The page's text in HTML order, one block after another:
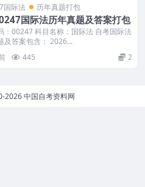
国际法 历年真题打包
国际法历年真题及答案打包
：00247 科目名称：国际法 自考国际法
及答案包含： 2026...
445 2
2026中国自考资料网